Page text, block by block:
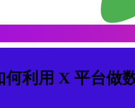
利用 X 平台做